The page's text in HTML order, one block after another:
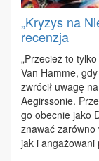
„Kryzys na
recenzja
„Prze­cież to
Van Ham­me,
zwró­cił uwa­gę
Aegirs­so­nie.
go obec­nie ja­ko
zna­wać
jak i an­ga­żo­wa­ni